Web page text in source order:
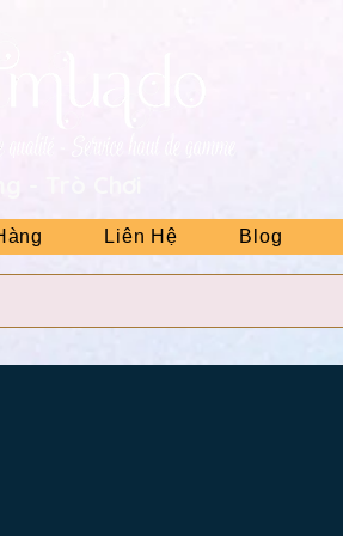
Liên Hệ Blog